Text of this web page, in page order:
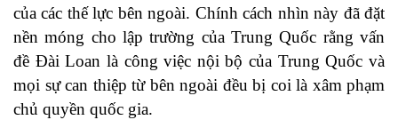
của các thế lực bên ngoài. Chính cách nhìn này đã đặt
nền móng cho lập trường của Trung Quốc rằng vấn
đề Đài Loan là công việc nội bộ của Trung Quốc và
mọi sự can thiệp từ bên ngoài đều bị coi là xâm phạm
chủ quyền quốc gia.